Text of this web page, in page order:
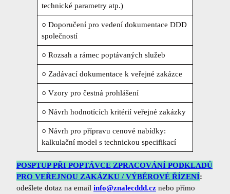
technické parametry atp.)
○ Doporučení pro vedení dokumentace DDD
společností
○ Rozsah a rámec poptávaných služeb
○ Zadávací dokumentace k veřejné zakázce
○ Vzory pro čestná prohlášení
○ Návrh hodnotících kritérií veřejné zakázky
○ Návrh pro přípravu cenové nabídky:
kalkulační model s technickou specifikací
POSPTUP PŘI POPTÁVCE ZPRACOVÁNÍ PODKLADŮ
PRO VEŘEJNOU ZAKÁZKU / VÝBĚROVÉ ŘÍZENÍ:
odešlete dotaz na email info@znalecddd.cz nebo přímo